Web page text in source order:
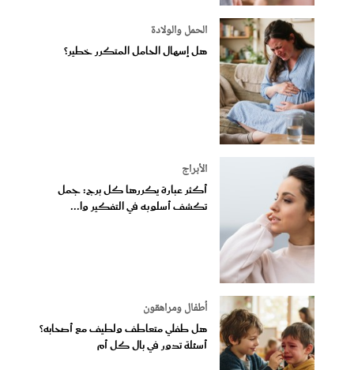
الحمل والولادة
هل إسهال الحامل المتكرر خطير؟
الأبراج
أكثر عبارة يكررها كل برج: جمل
تكشف أسلوبه في التفكير وا...
أطفال ومراهقون
هل طفلي متعاطف ولطيف مع أصحابه؟
أسئلة تدور في بال كل أم